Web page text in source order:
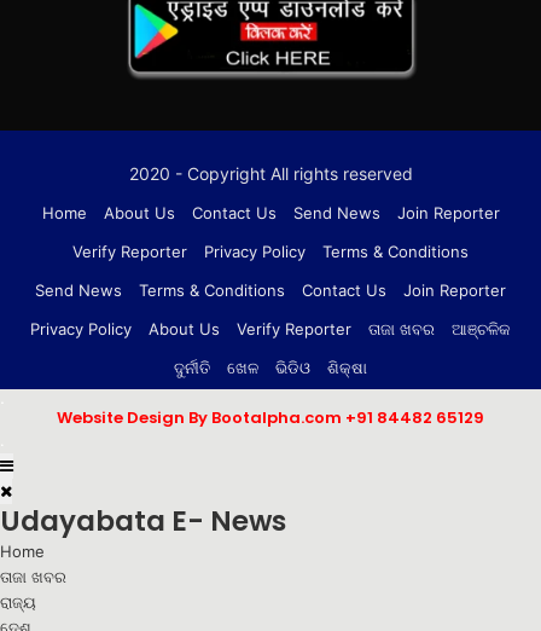
2020 - Copyright All rights reserved
Home About Us Contact Us Send News
Join Reporter
Verify Reporter
Privacy Policy
Terms & Conditions
Send News
Terms & Conditions Contact Us
Join Reporter
Privacy Policy
About Us Verify Reporter ତାଜା ଖବର
ଆଞ୍ଚଳିକ
ଦୁର୍ନୀତି
ଖେଳ ଭିଡିଓ ଶିକ୍ଷା
Website Design By Bootalpha.com +91 84482 65129
.
Udayabata E- News
Home
ତାଜା ଖବର
ରାଜ୍ୟ